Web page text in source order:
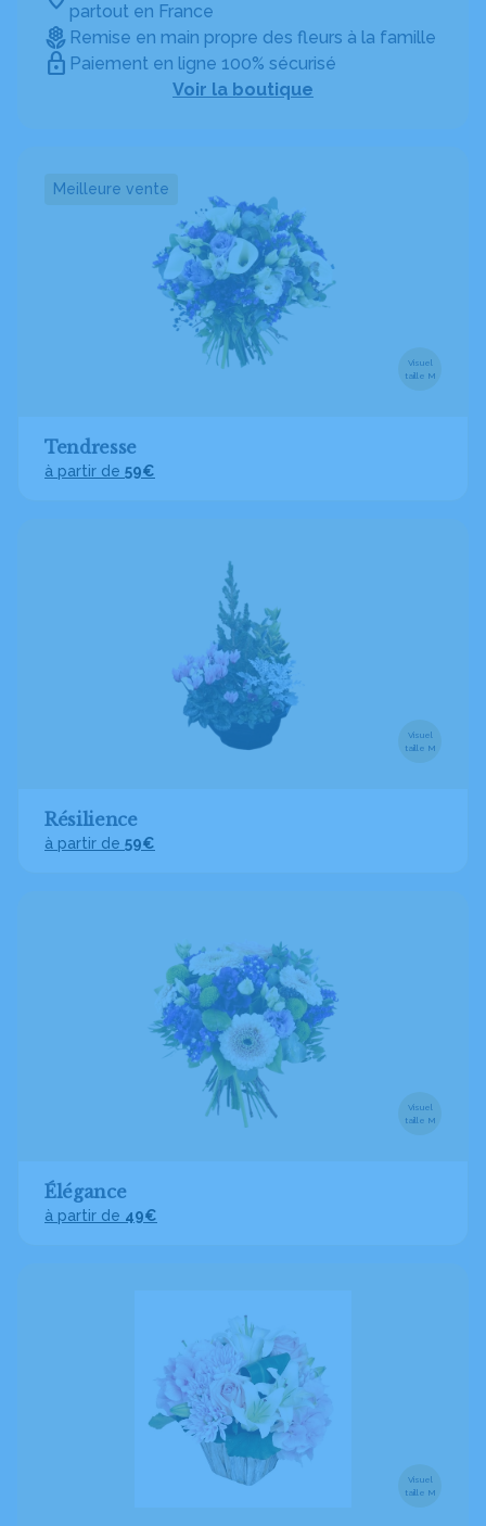
partout en France
Remise en main propre des fleurs à la famille
Paiement en ligne 100% sécurisé
Voir la boutique
Meilleure vente
Visuel
taille M
Tendresse
à partir de 59€
Visuel
taille M
Résilience
à partir de 59€
Visuel
taille M
Élégance
à partir de 49€
Visuel
taille M